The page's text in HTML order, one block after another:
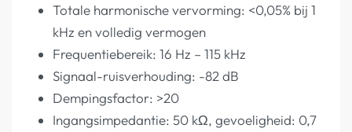
Totale harmonische vervorming: <0,05% bij 1
kHz en volledig vermogen
Frequentiebereik: 16 Hz – 115 kHz
Signaal-ruisverhouding: -82 dB
Dempingsfactor: >20
Ingangsimpedantie: 50 kΩ, gevoeligheid: 0,7